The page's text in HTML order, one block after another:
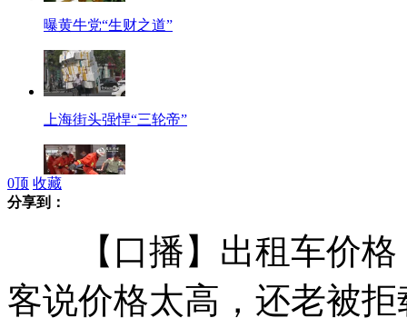
曝黄牛党“生财之道”
上海街头强悍“三轮帝”
村民拆房倒塌 当场压死人
我"海巡01"船试射高压水炮
0顶 收藏
分享到：
【口播】出租车价格
客说价格太高，还老被